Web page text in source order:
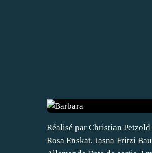
Réalisé par Christian
Rosa Enskat, Jasna Fritzi